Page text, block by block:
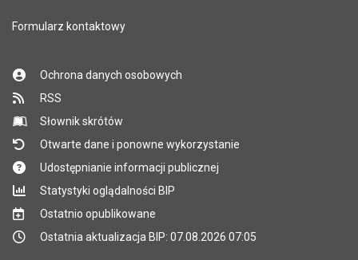
Formularz kontaktowy
Ochrona danych osobowych
RSS
Słownik skrótów
Otwarte dane i ponowne wykorzystanie
Udostępnianie informacji publicznej
Statystyki oglądalności BIP
Ostatnio opublikowane
Ostatnia aktualizacja BIP: 07.08.2026 07:05